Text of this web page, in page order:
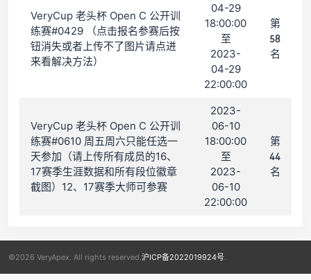
VeryCup 老头杯 Open C 公开训
练赛#0429 （点击报名参赛后按
钮消失或者上传不了图片请点进
来看解决方法）
04-29
18:00:00
至
2023-
04-29
22:00:00
第
58
名
VeryCup 老头杯 Open C 公开训
练赛#0610 周五周六只能任选一
天参加（请上传所有成员的16、
17赛季生涯数据和所有段位徽章
截图）12、17赛季大师可参赛
2023-
06-10
18:00:00
至
2023-
06-10
22:00:00
第
44
名
©2026 VeryApex. All rights reserved. 沪ICP备2022019924号